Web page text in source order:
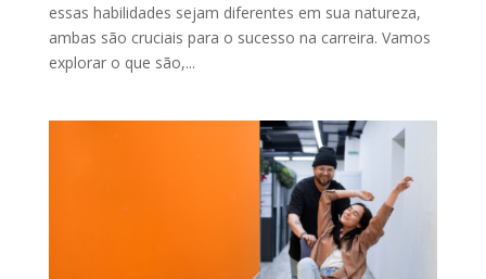
essas habilidades sejam diferentes em sua natureza,
ambas são cruciais para o sucesso na carreira. Vamos
explorar o que são,...